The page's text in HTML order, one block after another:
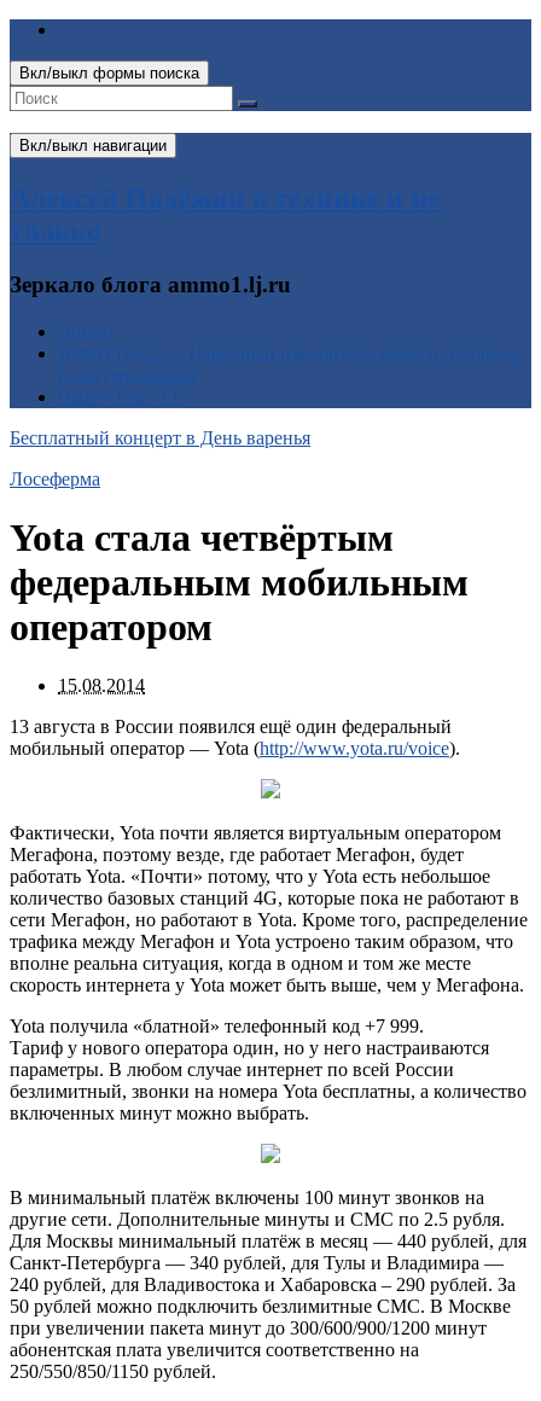
Вкл/выкл формы поиска
Вкл/выкл навигации
Алексей Надёжин о технике и не
только
Зеркало блога ammo1.lj.ru
Бесплатный концерт в День варенья
Лосеферма
Yota стала четвёртым
федеральным мобильным
оператором
15.08.2014
13 августа в России появился ещё один федеральный
мобильный оператор — Yota (http://www.yota.ru/voice).
Фактически, Yota почти является виртуальным оператором
Мегафона, поэтому везде, где работает Мегафон, будет
работать Yota. «Почти» потому, что у Yota есть небольшое
количество базовых станций 4G, которые пока не работают в
сети Мегафон, но работают в Yota. Кроме того, распределение
трафика между Мегафон и Yota устроено таким образом, что
вполне реальна ситуация, когда в одном и том же месте
скорость интернета у Yota может быть выше, чем у Мегафона.
Yota получила «блатной» телефонный код +7 999.
Тариф у нового оператора один, но у него настраиваются
параметры. В любом случае интернет по всей России
безлимитный, звонки на номера Yota бесплатны, а количество
включенных минут можно выбрать.
В минимальный платёж включены 100 минут звонков на
другие сети. Дополнительные минуты и СМС по 2.5 рубля.
Для Москвы минимальный платёж в месяц — 440 рублей, для
Санкт-Петербурга — 340 рублей, для Тулы и Владимира —
240 рублей, для Владивостока и Хабаровска – 290 рублей. За
50 рублей можно подключить безлимитные СМС. В Москве
при увеличении пакета минут до 300/600/900/1200 минут
абонентская плата увеличится соответственно на
250/550/850/1150 рублей.